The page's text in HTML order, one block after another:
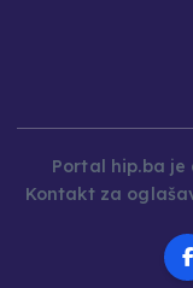
Portal hip.ba je